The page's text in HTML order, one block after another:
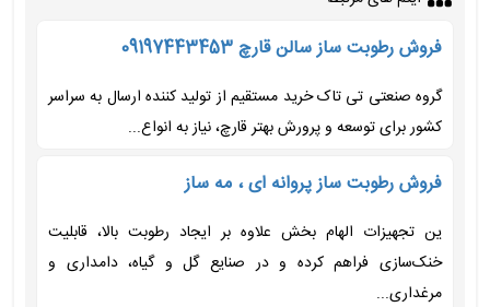
فروش رطوبت ساز سالن قارچ 09197443453
گروه صنعتی تی تاک خرید مستقیم از تولید کننده ارسال به سراسر
کشور برای توسعه و پرورش بهتر قارچ، نیاز به انواع...
فروش رطوبت ساز پروانه ای ، مه ساز
ین تجهیزات الهام بخش علاوه بر ایجاد رطوبت بالا، قابلیت
خنک‌سازی فراهم کرده و در صنایع گل و گیاه، دامداری و
مرغداری...